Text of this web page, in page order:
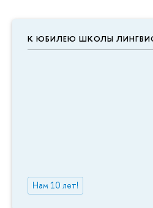
К ЮБИЛЕЮ ШКОЛЫ
Нам 10 лет!